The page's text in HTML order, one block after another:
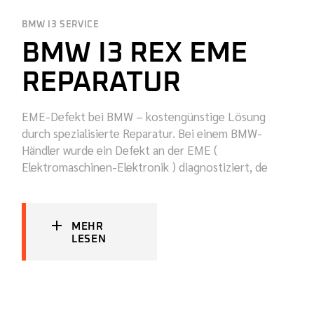
BMW I3 SERVICE
BMW I3 REX EME
REPARATUR
EME-Defekt bei BMW – kostengünstige Lösung
durch spezialisierte Reparatur. Bei einem BMW-
Händler wurde ein Defekt an der EME (
Elektromaschinen-Elektronik ) diagnostiziert, de
MEHR
LESEN